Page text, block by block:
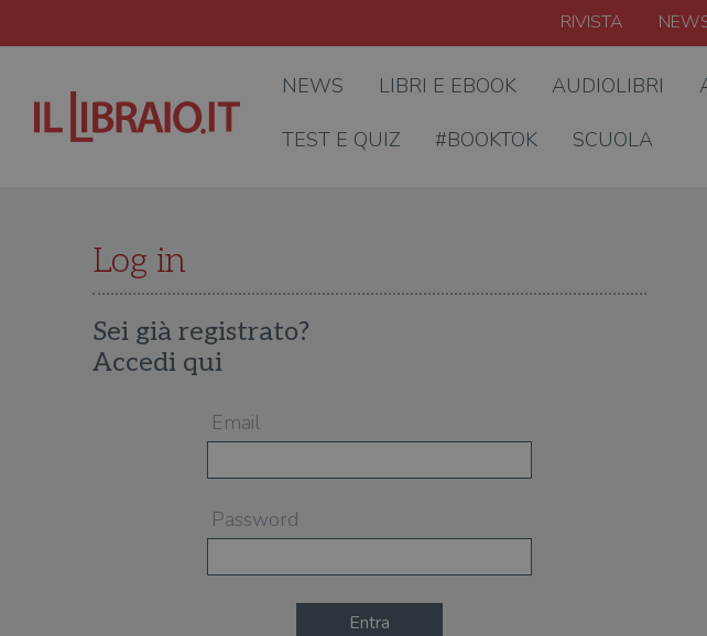
RIVISTA
NEWS LIBRI E EBOOK AUDIOLIBRI
TEST E QUIZ #BOOKTOK SCUOLA
Log in
Sei già registrato?
Accedi qui
Email
Password
Entra